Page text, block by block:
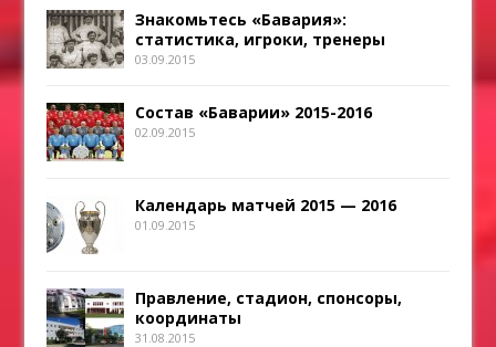
Знакомьтесь «Бавария»:
статистика, игроки, тренеры
03.09.2015
Состав «Баварии» 2015-2016
02.09.2015
Календарь матчей 2015 — 2016
01.09.2015
Правление, стадион, спонсоры,
координаты
31.08.2015